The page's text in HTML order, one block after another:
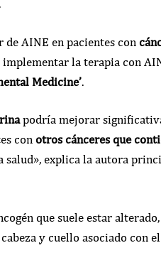
AINE en pacientes con
la terapia con
Medicine’.
podría mejorar
conotros cánceres que
explica la autora
que suele estar
y cuello asociado con